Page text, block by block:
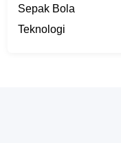
Sepak Bola
Teknologi